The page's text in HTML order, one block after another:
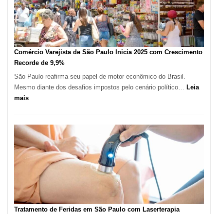
com
Restaurante
em
São
Paulo
Comércio Varejista de São Paulo Inicia 2025 com Crescimento
Recorde de 9,9%
São Paulo reafirma seu papel de motor econômico do Brasil.
Mesmo diante dos desafios impostos pelo cenário político… Leia
mais:
de
São
Paulo
Inicia
2025
com
Crescimento
Recorde
Tratamento de Feridas em São Paulo com Laserterapia